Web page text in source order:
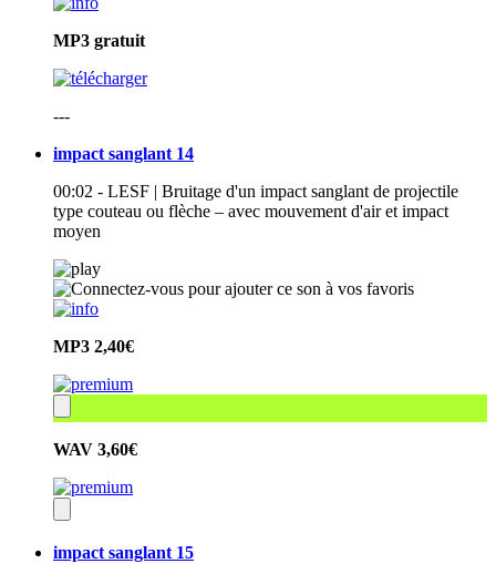
MP3 gratuit
---
impact sanglant 14
00:02 - LESF | Bruitage d'un impact sanglant de projectile
type couteau ou flèche – avec mouvement d'air et impact
moyen
MP3 2,40€
WAV 3,60€
impact sanglant 15